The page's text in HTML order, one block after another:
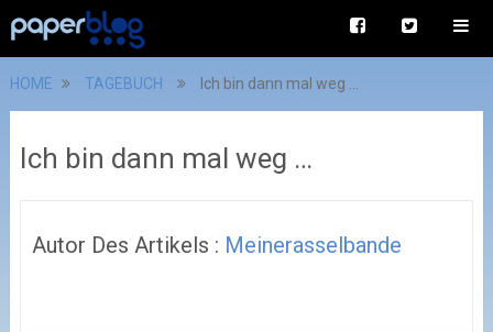
HOME TAGEBUCH Ich bin dann mal weg …
Ich bin dann mal weg …
Autor Des Artikels : Meinerasselbande